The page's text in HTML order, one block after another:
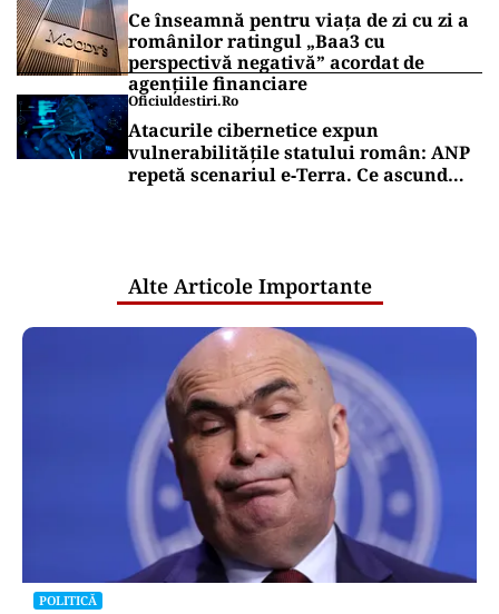
Ce înseamnă pentru viața de zi cu zi a
românilor ratingul „Baa3 cu
perspectivă negativă” acordat de
agențiile financiare
Oficiuldestiri.ro
Atacurile cibernetice expun
vulnerabilitățile statului român: ANP
repetă scenariul e‑Terra. Ce ascund
Alte Articole Importante
POLITICĂ